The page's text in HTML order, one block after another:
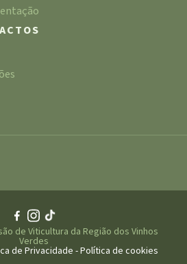
de Viticultura da Região dos Vinhos
Verdes
de Privacidade -Política de cookies